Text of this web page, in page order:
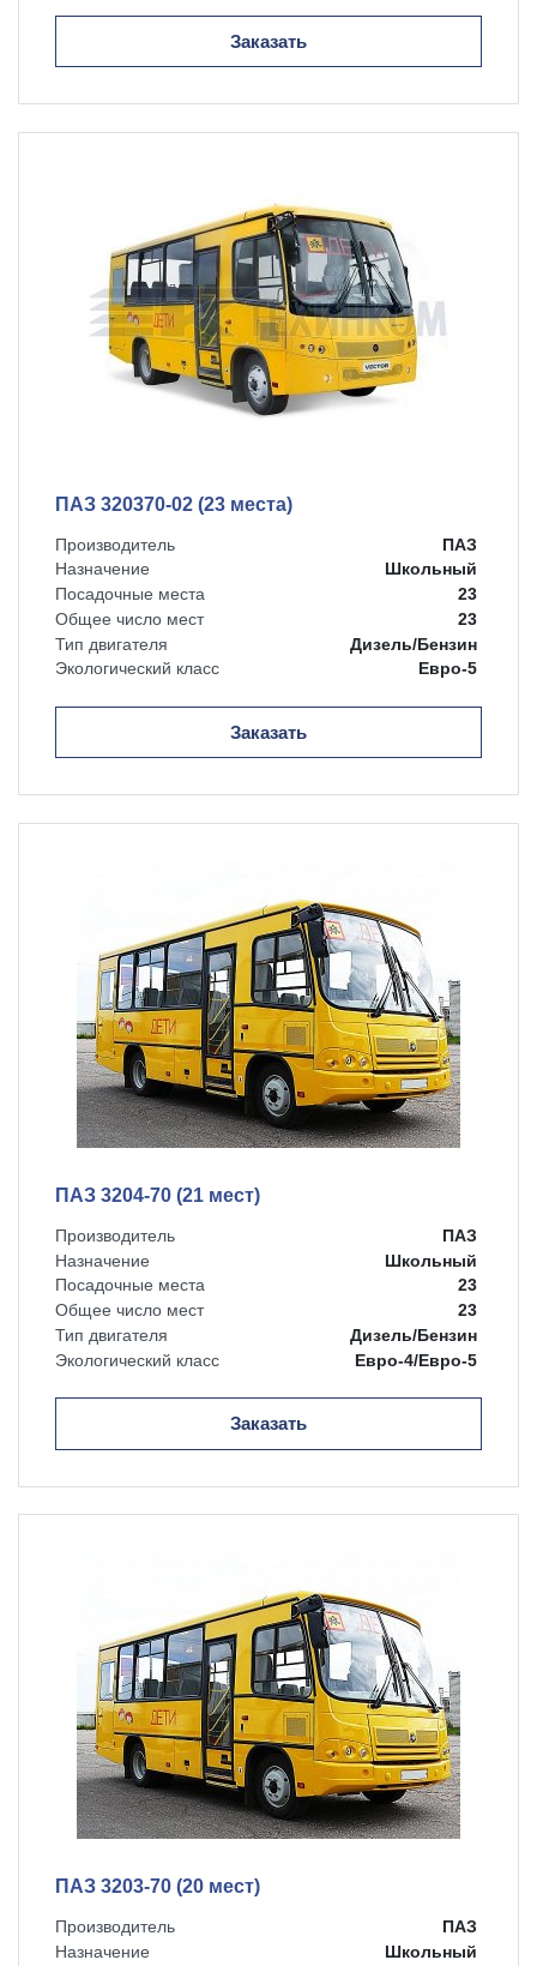
Заказать
ПАЗ 320370-02 (23 места)
Производитель
ПАЗ
Назначение
Школьный
Посадочные места
23
Общее число мест
23
Тип двигателя
Дизель/Бензин
Экологический класс
Евро-5
Заказать
ПАЗ 3204-70 (21 мест)
Производитель
ПАЗ
Назначение
Школьный
Посадочные места
23
Общее число мест
23
Тип двигателя
Дизель/Бензин
Экологический класс
Евро-4/Евро-5
Заказать
ПАЗ 3203-70 (20 мест)
Производитель
ПАЗ
Назначение
Школьный